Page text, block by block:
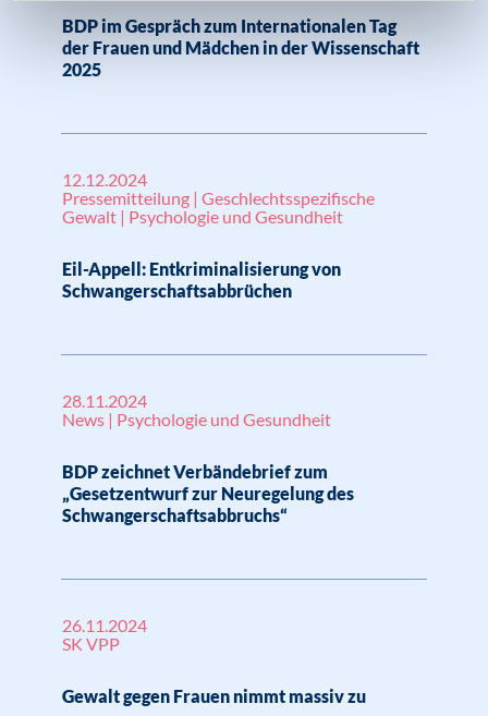
BDP im Gespräch zum Internationalen Tag
der Frauen und Mädchen in der Wissenschaft
2025
12.12.2024
Pressemitteilung | Geschlechtsspezifische
Gewalt | Psychologie und Gesundheit
Eil-Appell: Entkriminalisierung von
Schwangerschaftsabbrüchen
28.11.2024
News | Psychologie und Gesundheit
BDP zeichnet Verbändebrief zum
„Gesetzentwurf zur Neuregelung des
Schwangerschaftsabbruchs“
26.11.2024
SK VPP
Gewalt gegen Frauen nimmt massiv zu